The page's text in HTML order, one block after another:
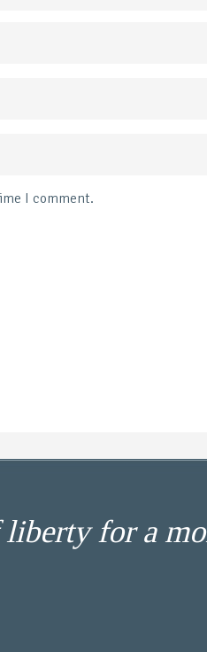
I comment.
for a